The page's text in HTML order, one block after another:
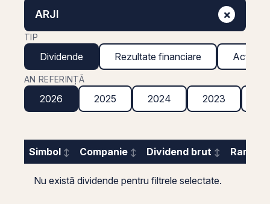
ARJI ×
TIP
Dividende Rezultate financiare Acțiuni
AN REFERINȚĂ
2026 2025 2024 2023
Simbol Companie Dividend brut
Nu există dividende pentru filtrele selectate.